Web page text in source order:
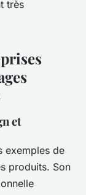
très
et
exemples de
produits. Son